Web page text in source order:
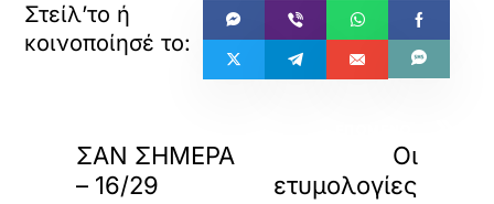
ΣΑΝ ΣΗΜΕΡΑ
– 16/29
Οι
ετυμολογίες